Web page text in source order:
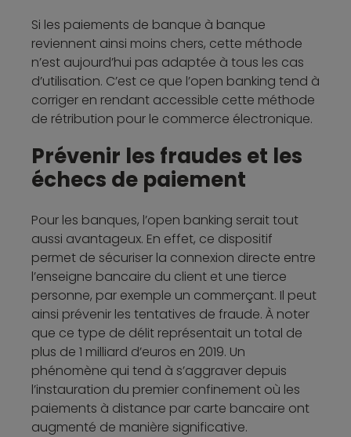
Si les paiements de banque à banque
reviennent ainsi moins chers, cette méthode
n’est aujourd’hui pas adaptée à tous les cas
d’utilisation. C’est ce que l’open banking tend à
corriger en rendant accessible cette méthode
de rétribution pour le commerce électronique.
Prévenir les fraudes et les
échecs de paiement
Pour les banques, l’open banking serait tout
aussi avantageux. En effet, ce dispositif
permet de sécuriser la connexion directe entre
l’enseigne bancaire du client et une tierce
personne, par exemple un commerçant. Il peut
ainsi prévenir les tentatives de fraude. À noter
que ce type de délit représentait un total de
plus de 1 milliard d’euros en 2019. Un
phénomène qui tend à s’aggraver depuis
l’instauration du premier confinement où les
paiements à distance par carte bancaire ont
augmenté de manière significative.